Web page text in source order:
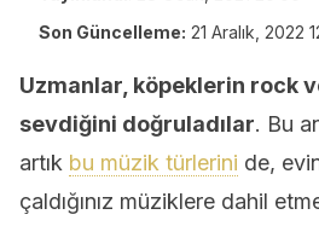
Son Güncelleme: 21 Aralık, 2022
Uzmanlar, köpeklerin rock
sevdiğini doğruladılar. Bu
artık bu müzik türlerini de,
çaldığınız müziklere dahil